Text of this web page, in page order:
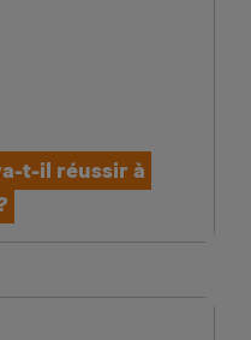
t-il réussir à